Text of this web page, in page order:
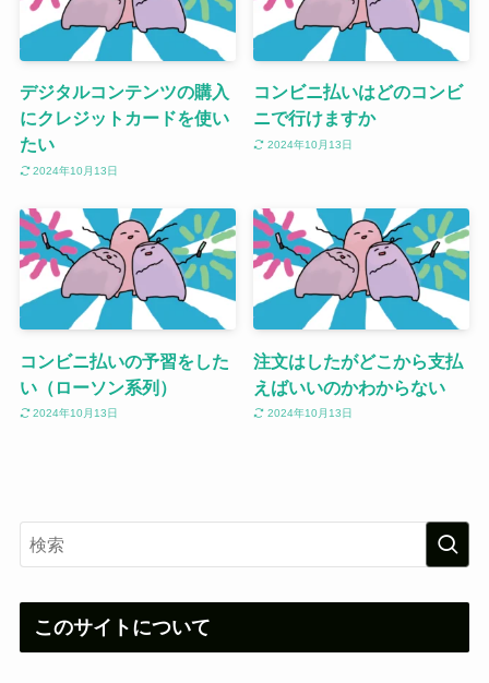
デジタルコンテンツの購入
にクレジットカードを使い
たい
2024年10月13日
コンビニ払いはどのコンビ
ニで行けますか
2024年10月13日
コンビニ払いの予習をした
い（ローソン系列）
2024年10月13日
注文はしたがどこから支払
えばいいのかわからない
2024年10月13日
このサイトについて